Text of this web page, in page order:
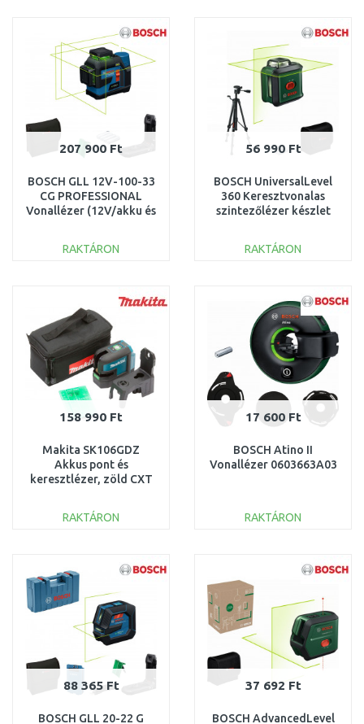
Összehasonlítás Összehasonlítás
207 900 Ft
BOSCH GLL 12V-100-33
CG PROFESSIONAL
Vonallézer (12V/akku és
0601065400
RAKTÁRON
Összehasonlítás
56 990 Ft
BOSCH UniversalLevel
360 Keresztvonalas
szintezőlézer készlet
RAKTÁRON
Összehasonlítás
158 990 Ft
Makita SK106GDZ
Akkus pont és
keresztlézer, zöld CXT
töltő nélkül)
RAKTÁRON
Összehasonlítás
17 600 Ft
BOSCH Atino II
Vonallézer 0603663A03
RAKTÁRON
Összehasonlítás
88 365 Ft
BOSCH GLL 20-22 G
37 692 Ft
BOSCH AdvancedLevel